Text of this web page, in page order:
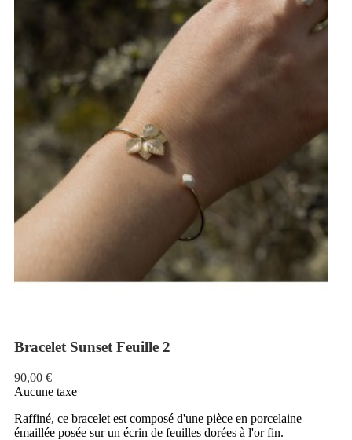
Bracelet Sunset Feuille 2
90,00 €
Aucune taxe
Raffiné, ce bracelet est composé d'une pièce en porcelaine
émaillée posée sur un écrin de feuilles dorées à l'or fin.